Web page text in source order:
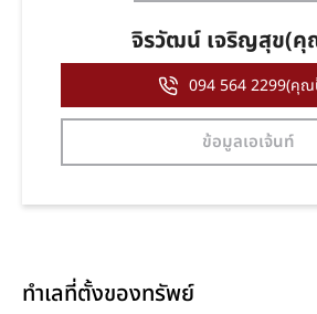
จิรวัฒน์ เจริญสุข(
094 564 2299(คุ
ข้อมูลเอเจ้นท์
ทำเลที่ตั้งของทรัพย์